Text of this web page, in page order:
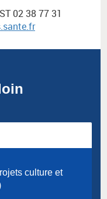
02 38 77 31
culture et